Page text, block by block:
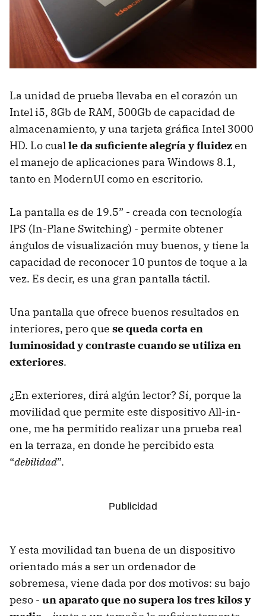
La unidad de prueba llevaba en el corazón un
Intel i5, 8Gb de RAM, 500Gb de capacidad de
almacenamiento, y una tarjeta gráfica Intel 3000
HD. Lo cualle da suficiente alegría y fluidezen
el manejo de aplicaciones para Windows 8.1,
tanto en ModernUI como en escritorio.
La pantalla es de 19.5” - creada con tecnología
IPS (In-Plane Switching) - permite obtener
ángulos de visualización muy buenos, y tiene la
capacidad de reconocer 10 puntos de toque a la
vez. Es decir, es una gran pantalla táctil.
Una pantalla que ofrece buenos resultados en
interiores, pero que se queda corta en
luminosidad y contraste cuando se utiliza en
exteriores.
¿En exteriores, dirá algún lector? Sí, porque la
movilidad que permite este dispositivo All-in-
one, me ha permitido realizar una prueba real
en la terraza, en donde he percibido esta
“debilidad”.
Y esta movilidad tan buena de un dispositivo
orientado más a ser un ordenador de
sobremesa, viene dada por dos motivos: su bajo
peso - un aparato que no supera los tres kilos y